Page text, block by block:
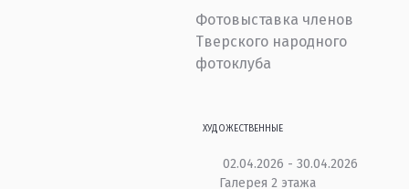
Фотовыставка членов
Тверского народного
фотоклуба
ХУДОЖЕСТВЕННЫЕ
02.04.2026 - 30.04.2026
Галерея 2 этажа